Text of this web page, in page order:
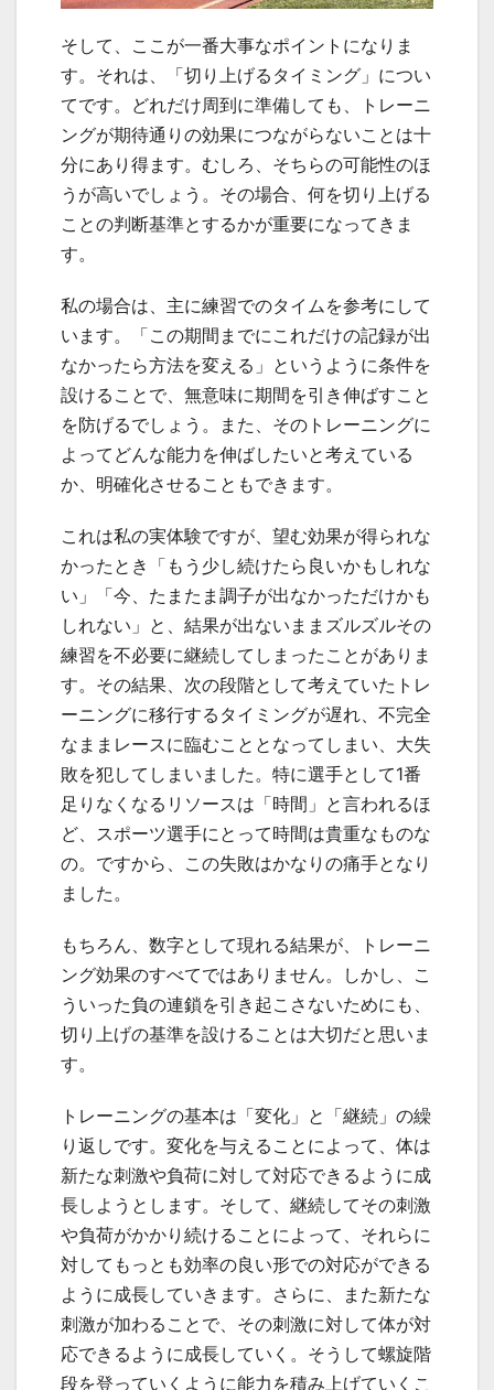
そして、ここが一番大事なポイントになりま
す。それは、「切り上げるタイミング」につい
てです。どれだけ周到に準備しても、トレーニ
ングが期待通りの効果につながらないことは十
分にあり得ます。むしろ、そちらの可能性のほ
うが高いでしょう。その場合、何を切り上げる
ことの判断基準とするかが重要になってきま
す。
私の場合は、主に練習でのタイムを参考にして
います。「この期間までにこれだけの記録が出
なかったら方法を変える」というように条件を
設けることで、無意味に期間を引き伸ばすこと
を防げるでしょう。また、そのトレーニングに
よってどんな能力を伸ばしたいと考えている
か、明確化させることもできます。
これは私の実体験ですが、望む効果が得られな
かったとき「もう少し続けたら良いかもしれな
い」「今、たまたま調子が出なかっただけかも
しれない」と、結果が出ないままズルズルその
練習を不必要に継続してしまったことがありま
す。その結果、次の段階として考えていたトレ
ーニングに移行するタイミングが遅れ、不完全
なままレースに臨むこととなってしまい、大失
敗を犯してしまいました。特に選手として1番
足りなくなるリソースは「時間」と言われるほ
ど、スポーツ選手にとって時間は貴重なものな
の。ですから、この失敗はかなりの痛手となり
ました。
もちろん、数字として現れる結果が、トレーニ
ング効果のすべてではありません。しかし、こ
ういった負の連鎖を引き起こさないためにも、
切り上げの基準を設けることは大切だと思いま
す。
トレーニングの基本は「変化」と「継続」の繰
り返しです。変化を与えることによって、体は
新たな刺激や負荷に対して対応できるように成
長しようとします。そして、継続してその刺激
や負荷がかかり続けることによって、それらに
対してもっとも効率の良い形での対応ができる
ように成長していきます。さらに、また新たな
刺激が加わることで、その刺激に対して体が対
応できるように成長していく。そうして螺旋階
段を登っていくように能力を積み上げていくこ